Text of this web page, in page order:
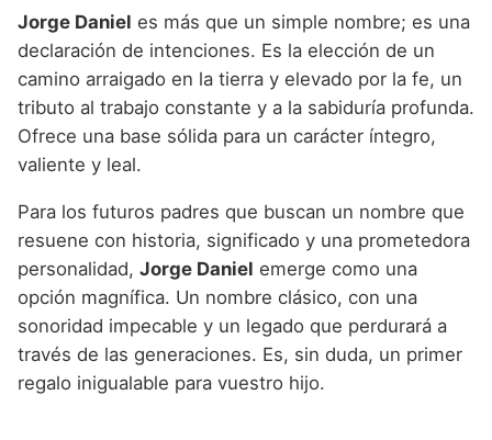
Jorge Daniel es más que un simple nombre; es una
declaración de intenciones. Es la elección de un
camino arraigado en la tierra y elevado por la fe, un
tributo al trabajo constante y a la sabiduría profunda.
Ofrece una base sólida para un carácter íntegro,
valiente y leal.
Para los futuros padres que buscan un nombre que
resuene con historia, significado y una prometedora
personalidad, Jorge Daniel emerge como una
opción magnífica. Un nombre clásico, con una
sonoridad impecable y un legado que perdurará a
través de las generaciones. Es, sin duda, un primer
regalo inigualable para vuestro hijo.